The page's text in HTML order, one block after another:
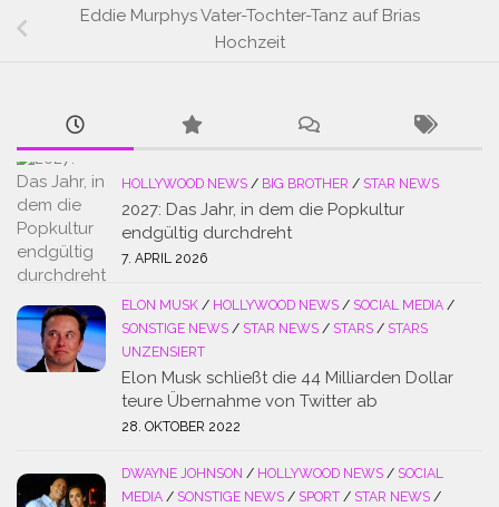
Eddie Murphys Vater-Tochter-Tanz auf Brias
Hochzeit
HOLLYWOOD NEWS / BIG BROTHER / STAR NEWS
2027: Das Jahr, in dem die Popkultur
endgültig durchdreht
7. APRIL 2026
ELON MUSK / HOLLYWOOD NEWS / SOCIAL MEDIA /
SONSTIGE NEWS / STAR NEWS / STARS / STARS
UNZENSIERT
Elon Musk schließt die 44 Milliarden Dollar
teure Übernahme von Twitter ab
28. OKTOBER 2022
DWAYNE JOHNSON / HOLLYWOOD NEWS / SOCIAL
MEDIA / SONSTIGE NEWS / SPORT / STAR NEWS /